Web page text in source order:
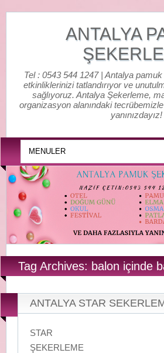
ANTALYA
Tel : 0543 544 1247 | Antalya
etkinliklerinizi tatlandırıyor ve
sağlıyoruz. Antalya Şekerleme,
organizasyon alanındaki
yanınızdayız!
Tag Archives: balon içinde
ANTALYA STAR
STAR
ŞEKERLEME